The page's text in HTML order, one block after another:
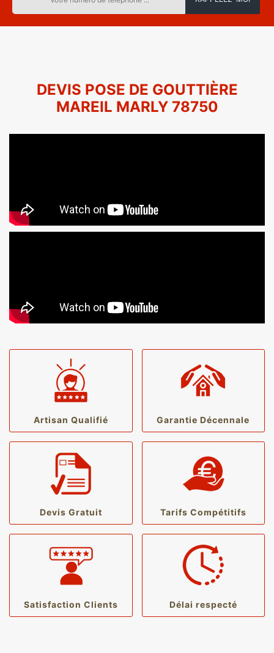
DEVIS POSE DE GOUTTIÈRE
MAREIL MARLY 78750
Artisan Qualifié Garantie Décennale
Devis Gratuit Tarifs Compétitifs
Satisfaction Clients Délai respecté